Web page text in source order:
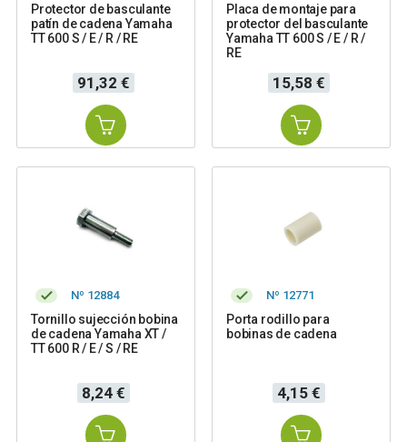
Protector de basculante
patín de cadena Yamaha
TT 600 S / E / R / RE
Precio
91,32 €
Placa de montaje para
protector del basculante
Yamaha TT 600 S / E / R /
RE
Precio
15,58 €
Nº 12884
Tornillo sujección bobina
de cadena Yamaha XT /
TT 600 R / E / S / RE
Precio
8,24 €
Nº 12771
Porta rodillo para
bobinas de cadena
Precio
4,15 €